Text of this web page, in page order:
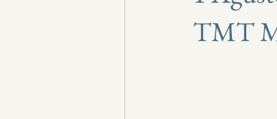
TMT